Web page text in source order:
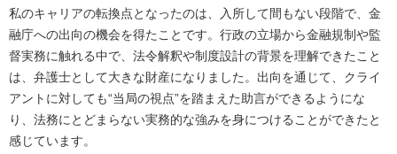
私のキャリアの転換点となったのは、入所して間もない段階で、金
融庁への出向の機会を得たことです。行政の立場から金融規制や監
督実務に触れる中で、法令解釈や制度設計の背景を理解できたこと
は、弁護士として大きな財産になりました。出向を通じて、クライ
アントに対しても“当局の視点”を踏まえた助言ができるようにな
り、法務にとどまらない実務的な強みを身につけることができたと
感じています。